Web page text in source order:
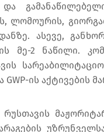
ლომოურის,
ასევე,
მე-2 ნაწილი.
GWP-ის აქტივების